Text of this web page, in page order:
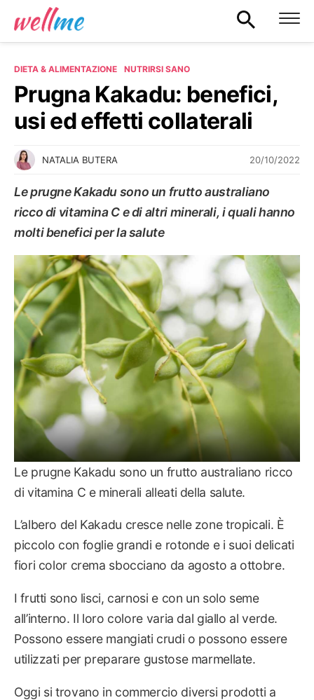
DIETA & ALIMENTAZIONE NUTRIRSI SANO
Prugna Kakadu: benefici,
usi ed effetti collaterali
NATALIA BUTERA 20/10/2022
Le prugne Kakadu sono un frutto australiano
ricco di vitamina C e di altri minerali, i quali hanno
molti benefici per la salute
NUTRIRSI SANO
Le prugne Kakadu sono un frutto australiano ricco
di vitamina C e minerali alleati della salute.
L’albero del Kakadu cresce nelle zone tropicali. È
piccolo con foglie grandi e rotonde e i suoi delicati
fiori color crema sbocciano da agosto a ottobre.
I frutti sono lisci, carnosi e con un solo seme
all’interno. Il loro colore varia dal giallo al verde.
Possono essere mangiati crudi o possono essere
utilizzati per preparare gustose marmellate.
Oggi si trovano in commercio diversi prodotti a